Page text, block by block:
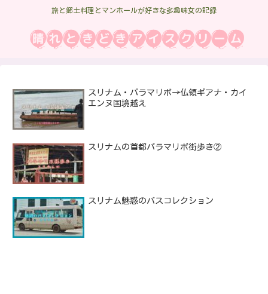
旅と郷土料理とマンホールが好きな多趣味女の記録
スリナム・パラマリボ→仏領ギアナ・カイ
エンヌ国境越え
スリナムの首都パラマリボ街歩き②
スリナム魅惑のバスコレクション